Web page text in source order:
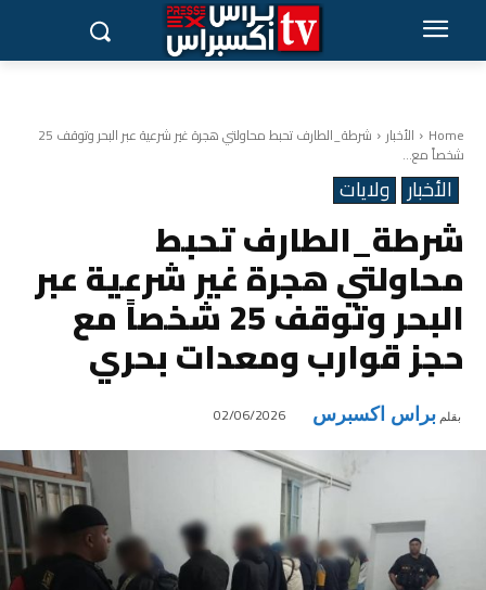
Home الأخبار شرطة_الطارف تحبط محاولتي هجرة غير شرعية عبر البحر وتوقف 25
شخصاً مع...
الأخبار ولايات
شرطة_الطارف تحبط
محاولتي هجرة غير شرعية عبر
البحر وتوقف 25 شخصاً مع
حجز قوارب ومعدات بحري
بقلم براس اكسبرس 02/06/2026